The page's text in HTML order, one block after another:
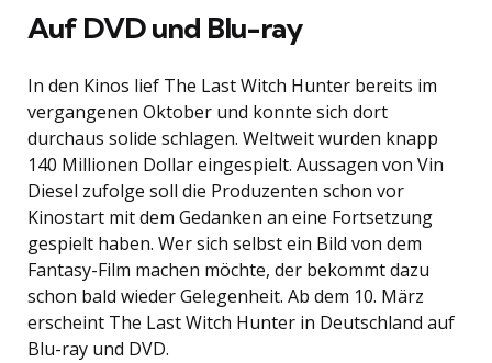
Auf DVD und Blu-ray
In den Kinos lief The Last Witch Hunter bereits im
vergangenen Oktober und konnte sich dort
durchaus solide schlagen. Weltweit wurden knapp
140 Millionen Dollar eingespielt. Aussagen von Vin
Diesel zufolge soll die Produzenten schon vor
Kinostart mit dem Gedanken an eine Fortsetzung
gespielt haben. Wer sich selbst ein Bild von dem
Fantasy-Film machen möchte, der bekommt dazu
schon bald wieder Gelegenheit. Ab dem 10. März
erscheint The Last Witch Hunter in Deutschland auf
Blu-ray und DVD.